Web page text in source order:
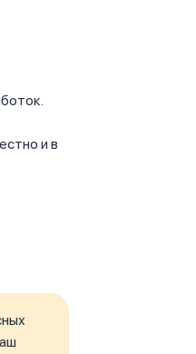
и в